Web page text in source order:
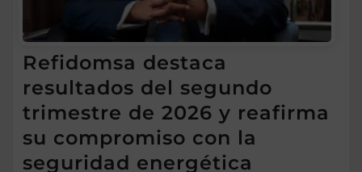
Refidomsa destaca
resultados del segundo
trimestre de 2026 y reafirma
su compromiso con la
seguridad energética